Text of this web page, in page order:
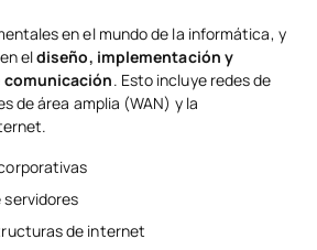
en el mundo de la informática, y
eldiseño, implementación y
comunicación. Esto incluye redes de
de área amplia (WAN) y la
de internet